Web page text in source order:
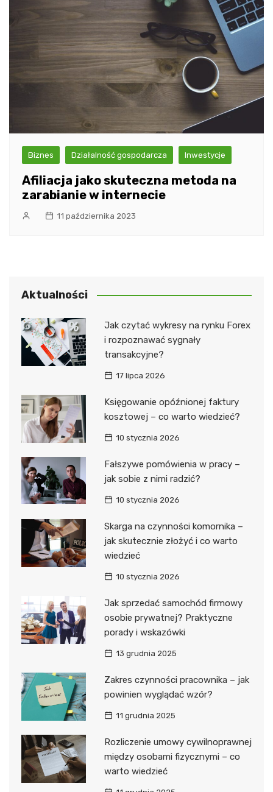
Biznes Działalność gospodarcza Inwestycje
Afiliacja jako skuteczna metoda na
zarabianie w internecie
11 października 2023
Aktualności
Jak czytać wykresy na rynku Forex
i rozpoznawać sygnały
transakcyjne?
17 lipca 2026
Księgowanie opóźnionej faktury
kosztowej – co warto wiedzieć?
10 stycznia 2026
Fałszywe pomówienia w pracy –
jak sobie z nimi radzić?
10 stycznia 2026
Skarga na czynności komornika –
jak skutecznie złożyć i co warto
wiedzieć
10 stycznia 2026
Jak sprzedać samochód firmowy
osobie prywatnej? Praktyczne
porady i wskazówki
13 grudnia 2025
Zakres czynności pracownika – jak
powinien wyglądać wzór?
11 grudnia 2025
Rozliczenie umowy cywilnoprawnej
między osobami fizycznymi – co
warto wiedzieć